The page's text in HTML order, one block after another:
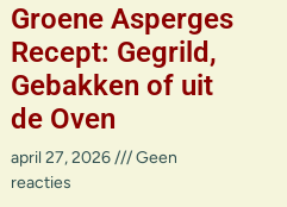
Groene Asperges
Recept: Gegrild,
Gebakken of uit
de Oven
april 27, 2026
Geen
reacties